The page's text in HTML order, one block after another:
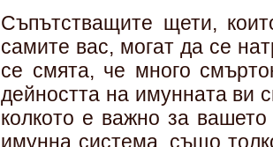
Съпътстващите щети,
самите вас, могат да се
се смята, че много
дейността на имунната ви
колкото е важно за
имунна система, също